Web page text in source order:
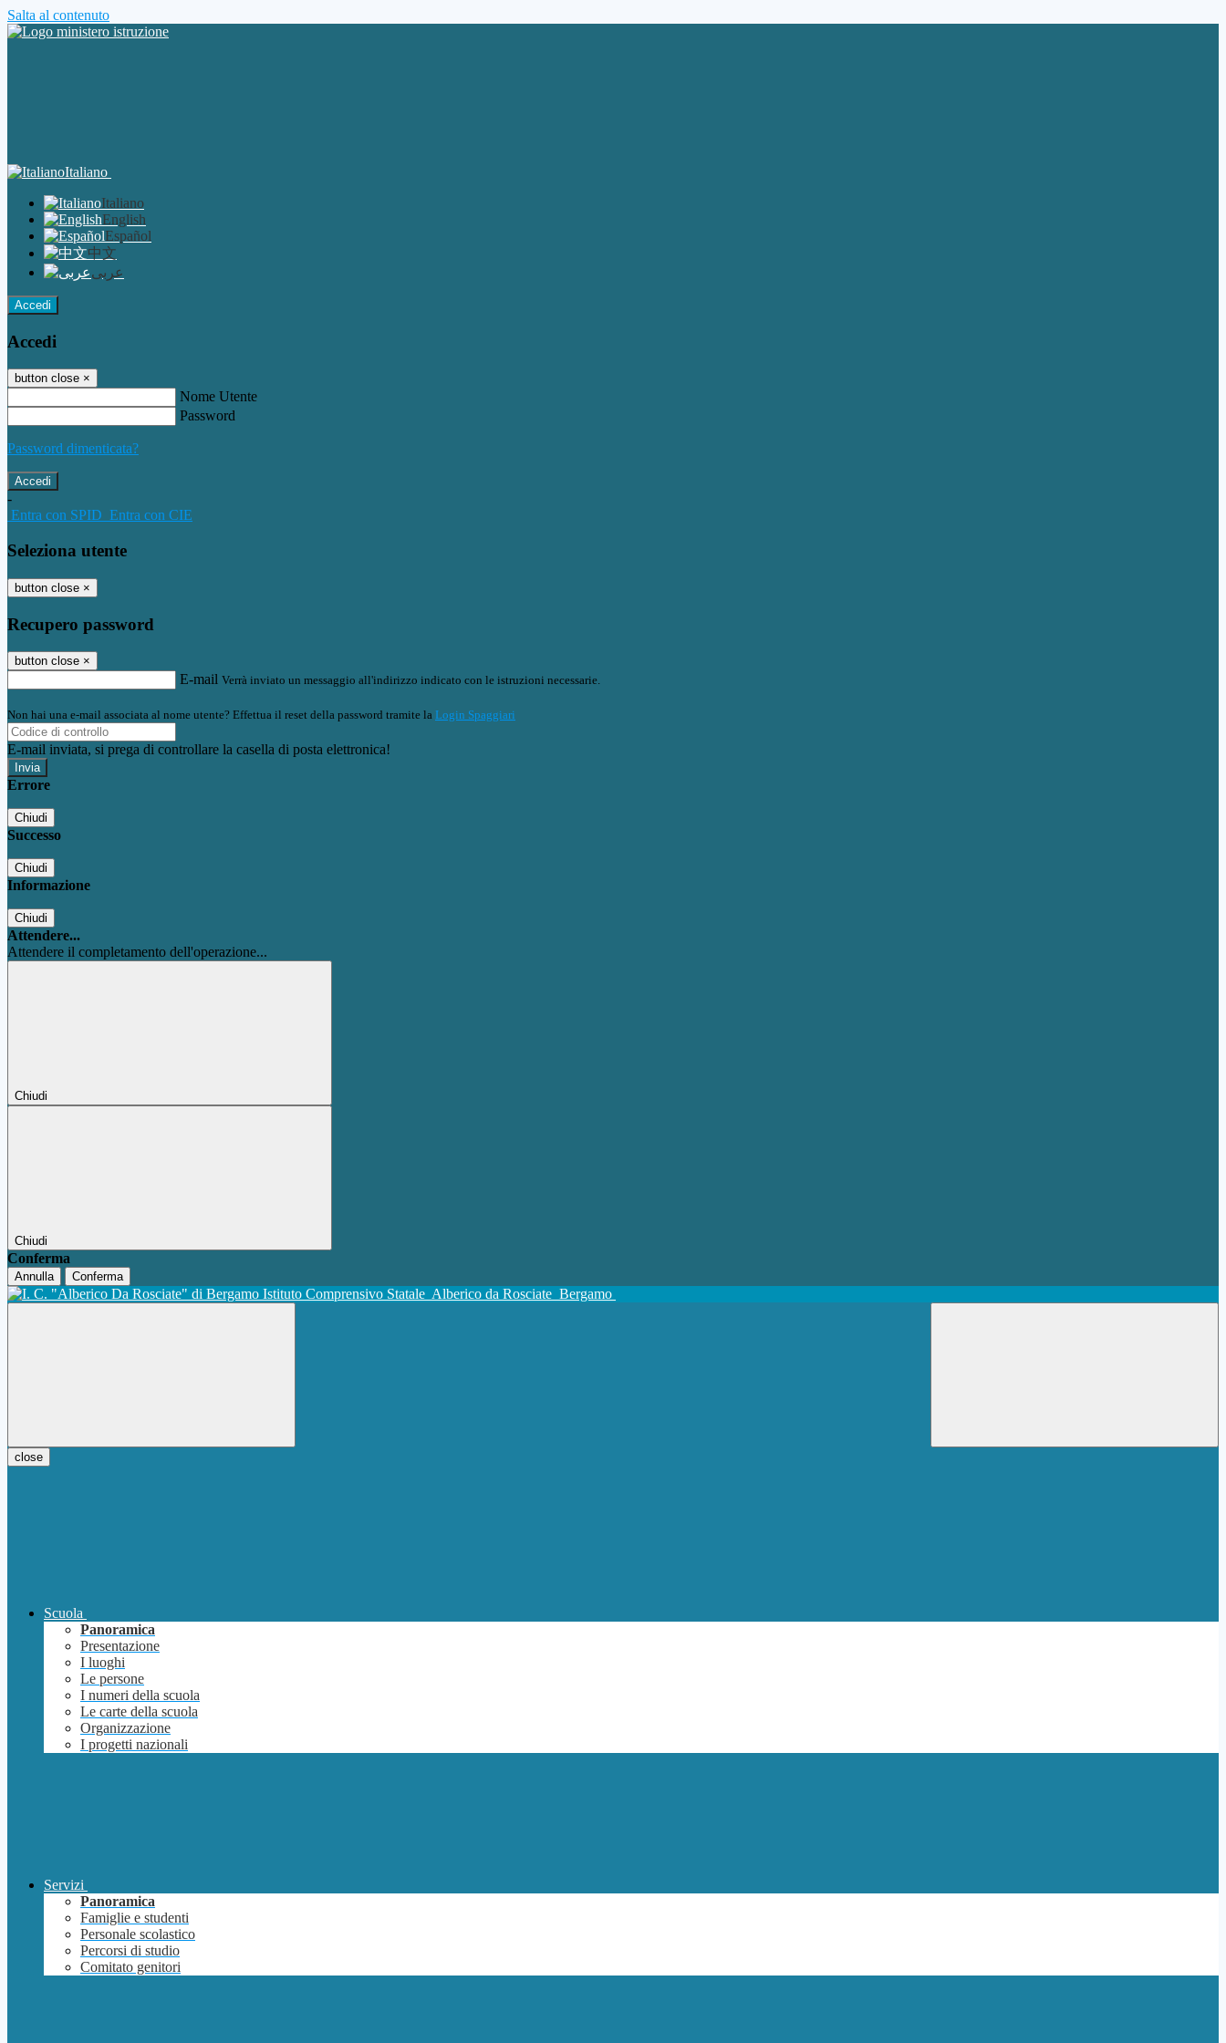
Salta al contenuto
Italiano
Italiano
English
Español
中文
عربى
Accedi
Accedi
button close ×
Nome Utente
Password
Password dimenticata?
-
Entra con SPID Entra con CIE
Seleziona utente
button close ×
Recupero password
button close ×
E-mail Verrà inviato un messaggio all'indirizzo indicato con le istruzioni necessarie.
Non hai una e-mail associata al nome utente? Effettua il reset della password tramite la Login Spaggiari
E-mail inviata, si prega di controllare la casella di posta elettronica!
Errore
Chiudi
Successo
Chiudi
Informazione
Chiudi
Attendere...
Attendere il completamento dell'operazione...
Chiudi
Chiudi
Conferma
Annulla Conferma
Istituto Comprensivo Statale Alberico da Rosciate Bergamo
close
Scuola
Panoramica
Presentazione
I luoghi
Le persone
I numeri della scuola
Le carte della scuola
Organizzazione
I progetti nazionali
Servizi
Panoramica
Famiglie e studenti
Personale scolastico
Percorsi di studio
Comitato genitori